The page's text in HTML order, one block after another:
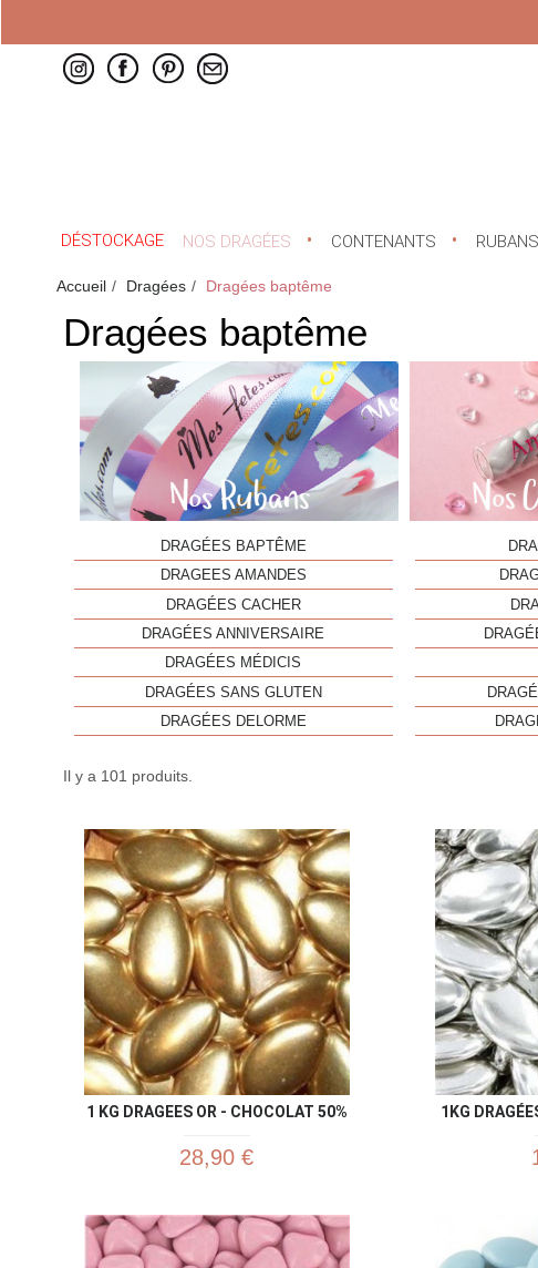
DÉSTOCKAGE NOS DRAGÉES CONTENANTS RUBANS
Accueil Dragées Dragées baptême
Dragées baptême
DRAGÉES BAPTÊME
DRAGEES AMANDES
DRAGÉES CACHER
DRAGÉES ANNIVERSAIRE
DRAGÉES MÉDICIS
DRAGÉES SANS GLUTEN
DRAGÉES DELORME
Il y a 101 produits.
1 KG DRAGEES OR - CHOCOLAT 50%
28,90 €
1KG